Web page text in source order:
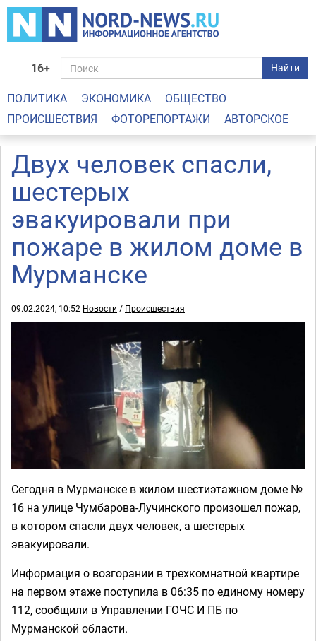
16+ Найти
ПОЛИТИКА ЭКОНОМИКА
ОБЩЕСТВО
ПРОИСШЕСТВИЯ
ФОТОРЕПОРТАЖИ АВТОРСКОЕ
Двух человек спасли,
шестерых
эвакуировали при
пожаре в жилом доме в
Мурманске
09.02.2024, 10:52 Новости / Происшествия
Сегодня в Мурманске в жилом шестиэтажном доме №
16 на улице Чумбарова-Лучинского произошел пожар,
в котором спасли двух человек, а шестерых
эвакуировали.
Информация о возгорании в трехкомнатной квартире
на первом этаже поступила в 06:35 по единому номеру
112, сообщили в Управлении ГОЧС И ПБ по
Мурманской области.